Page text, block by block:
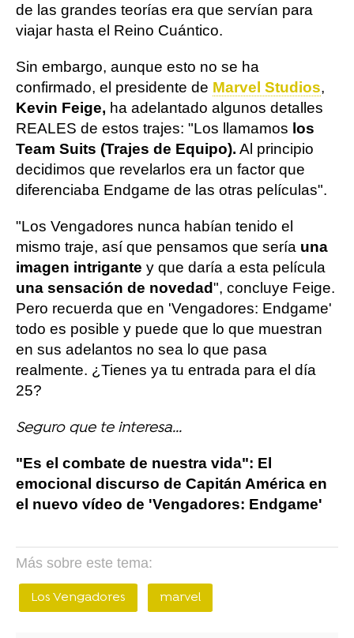
de las grandes teorías era que servían para
viajar hasta el Reino Cuántico.
Sin embargo, aunque esto no se ha
confirmado, el presidente de Marvel Studios,
Kevin Feige, ha adelantado algunos detalles
REALES de estos trajes: "Los llamamos los
Team Suits (Trajes de Equipo). Al principio
decidimos que revelarlos era un factor que
diferenciaba Endgame de las otras películas".
"Los Vengadores nunca habían tenido el
mismo traje, así que pensamos que sería una
imagen intrigante y que daría a esta película
una sensación de novedad", concluye Feige.
Pero recuerda que en 'Vengadores: Endgame'
todo es posible y puede que lo que muestran
en sus adelantos no sea lo que pasa
realmente. ¿Tienes ya tu entrada para el día
25?
Seguro que te interesa...
"Es el combate de nuestra vida": El
emocional discurso de Capitán América en
el nuevo vídeo de 'Vengadores: Endgame'
Más sobre este tema:
Los Vengadores marvel